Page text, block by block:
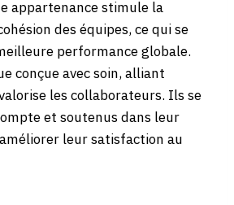
appartenance stimule la
des équipes, ce qui se
performance globale.
conçue avec soin, alliant
les collaborateurs. Ils se
et soutenus dans leur
leur satisfaction au